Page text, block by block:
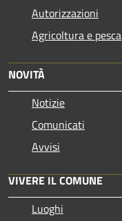
Autorizzazioni
Agricoltura e pesca
NOVITÀ
Notizie
Comunicati
Avvisi
VIVERE IL COMUNE
Luoghi